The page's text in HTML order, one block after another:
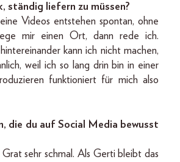
ständig liefern zu müssen?
Videos entstehen spontan, ohne
mir einen Ort, dann rede ich.
kann ich nicht machen,
weil ich so lang drin bin in einer
funktioniert für mich also
die du auf ­Social Media bewusst
sehr ­schmal. Als Gerti bleibt das